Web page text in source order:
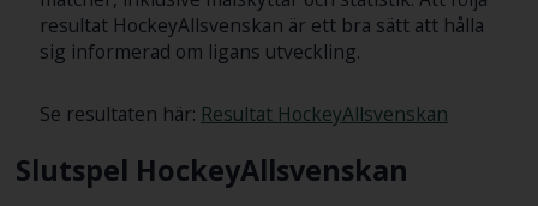
resultat HockeyAllsvenskan är ett bra sätt att hålla
sig informerad om ligans utveckling.
Se resultaten här: Resultat HockeyAllsvenskan
Slutspel HockeyAllsvenskan